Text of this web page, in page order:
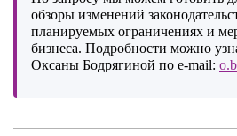
обзоры изменений
планируемых ограничениях и
бизнеса. Подробности можно
Оксаны Бодрягиной по e-mail: